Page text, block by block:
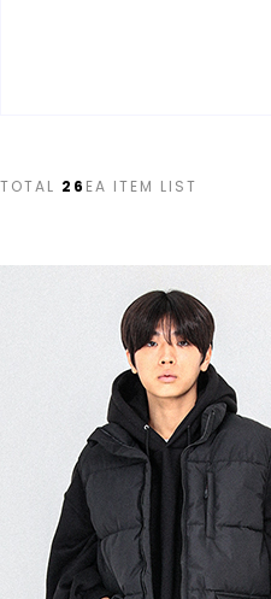
TOTAL 26 EA ITEM LIST